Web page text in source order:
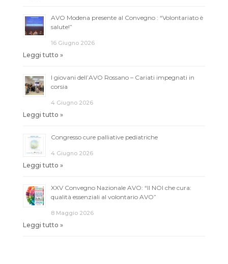
AVO Modena presente al Convegno : “Volontariato è
salute!”
16 Giugno 2026
Leggi tutto »
I giovani dell’AVO Rossano – Cariati impegnati in
corsia
4 Giugno 2026
Leggi tutto »
Congresso cure palliative pediatriche
4 Giugno 2026
Leggi tutto »
XXV Convegno Nazionale AVO: “Il NOI che cura:
qualità essenziali al volontario AVO”
8 Maggio 2026
Leggi tutto »